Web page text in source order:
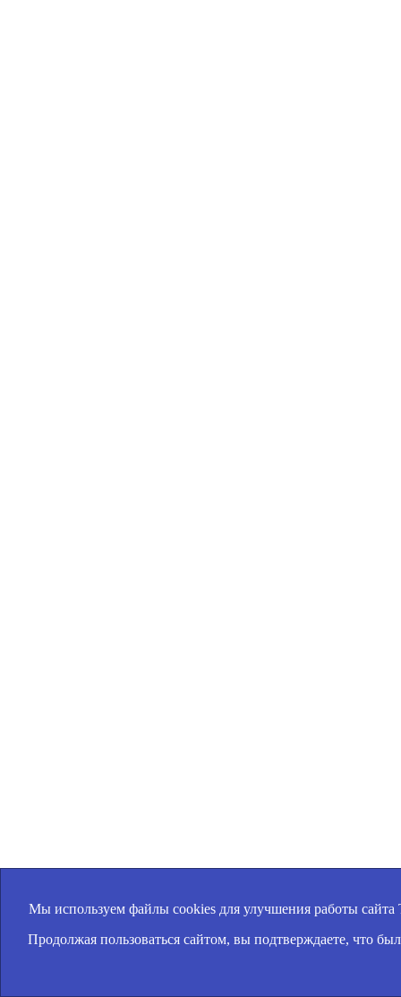
Мы используем файлы cookies для улучшения работы
Продолжая пользоваться сайтом, вы подтверждаете, что